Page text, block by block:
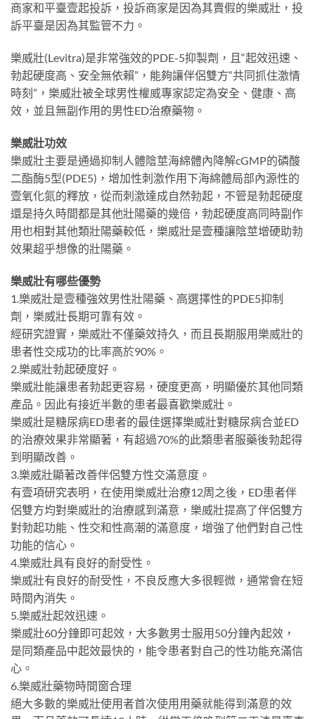
商家和平臺壹起投訴，投訴商家是因為其賣假的樂威壯，投
訴平臺是因為其監管不力。
樂威壯(Levitra)是非常強效的PDE-5抑製劑，且“起效迅速、
勃起硬度高、安全無依賴”，能夠讓伴侶雙方“共同抓住激情
時刻”，樂威壯被全球男性權威專家認定為安全、健康、高
效，並且無副作用的男性ED治療藥物。
樂威壯功效
樂威壯主要是通過抑制人體陰莖海綿體內降解cGMP的磷酸
二酯酶5型(PDE5)，增加性刺激作用下海綿體局部內源性的
壹氧化氮的釋放，從而刺激達成自然勃起，不管是勃起硬度
還是持久時間都是其他壯陽藥的幾倍，勃起硬度高同時副作
用也相對其他類壯陽藥較低，樂威壯是壹種讓陰莖增硬助勃
效果超乎想像的壯陽藥。
樂威壯有哪些優勢
1.樂威壯是壹種強效男性壯陽藥、高選擇性的PDE5抑制
劑，樂威壯長期可靠有效。
經研究證實，樂威壯不僅藥效持久，而且長期服用樂威壯的
患者性交成功的比率高於90%。
2.樂威壯勃起硬度好。
樂威壯能讓患者勃起更容易，硬度更高，明顯優於其他同類
產品。因此有接近半數的患者最喜歡樂威壯。
樂威壯是糖尿病ED患者的最佳選擇樂威壯對糖尿病合並ED
的治療效果非常顯著，有超過70%的此類患者服藥後勃起得
到明顯改善。
3.樂威壯顯著改善伴侶雙方性交滿意度。
有壹項研究表明，在使用樂威壯治療12周之後，ED患者伴
侶雙方均對樂威壯的治療感到滿意，樂威壯提高了伴侶雙方
對勃起功能、性交和性高潮的滿意度，增強了他們對自己性
功能的信心。
4.樂威壯具有良好的耐受性。
樂威壯有良好的耐受性，不良反應大多很輕微，通常會在短
時間內消失。
5.樂威壯起效迅速。
樂威壯60分鐘即可起效，大多數男士服用50分鐘內起效，
是同類產品中起效最快的，能令患者對自己的性功能充滿信
心。
6.樂威壯藥物時間窗合理
絕大多數的樂威壯使用者首次使用用藥就能得到滿意的效